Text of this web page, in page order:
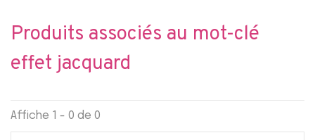
Produits associés au mot-clé
effet jacquard
Affiche 1 - 0 de 0